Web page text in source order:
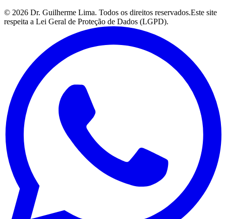
© 2026 Dr. Guilherme Lima. Todos os direitos reservados.Este site
respeita a Lei Geral de Proteção de Dados (LGPD).